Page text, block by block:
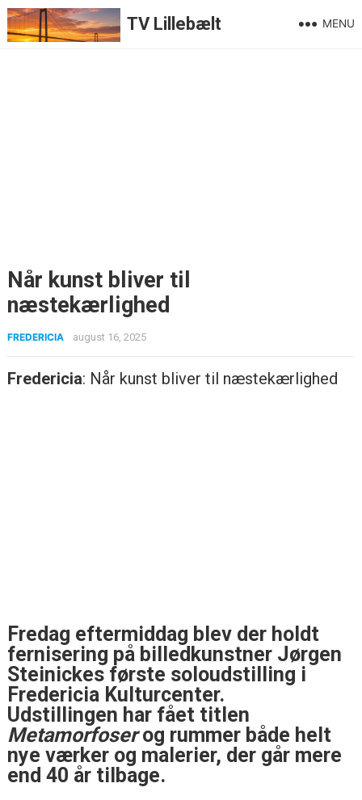
TV Lillebælt MENU
Når kunst bliver til
næstekærlighed
FREDERICIA august 16, 2025
Fredericia: Når kunst bliver til næstekærlighed
Fredag eftermiddag blev der holdt
fernisering på billedkunstner Jørgen
Steinickes første soloudstilling i
Fredericia Kulturcenter.
Udstillingen har fået titlen
Metamorfoserog rummer både helt
nye værker og malerier, der går mere
end 40 år tilbage.